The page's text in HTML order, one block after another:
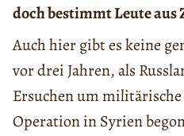
doch bestimmt Leute aus
Auch hier gibt es keine
vor drei Jahren, als
Ersuchen um
Operation in Syrien